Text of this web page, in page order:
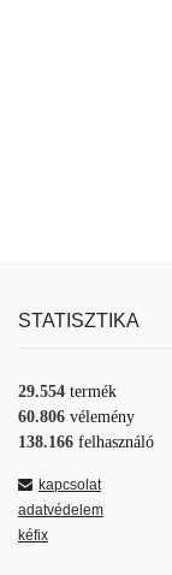
STATISZTIKA
29.554 termék
60.806 vélemény
138.166 felhasználó
kapcsolat
adatvédelem
kéfix